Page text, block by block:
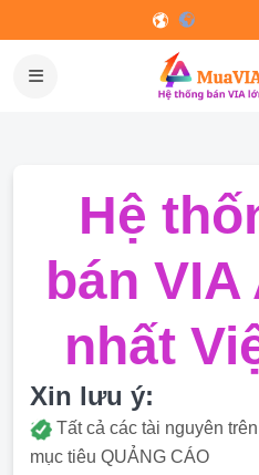
Hệ
bán
nhất
Xin lưu ý:
Tất cả các tài nguyên
mục tiêu QUẢNG CÁO